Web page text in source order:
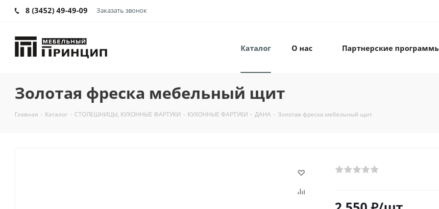
8 (3452) 49-49-09 Заказать звонок
Каталог О нас Партнерские
Золотая фреска мебельный щит
Главная - Каталог - СТОЛЕШНИЦЫ, КУХОННЫЕ ФАРТУКИ - КУХОННЫЕ ФАРТУКИ - ДАНА - Золотая фреска мебельный щит